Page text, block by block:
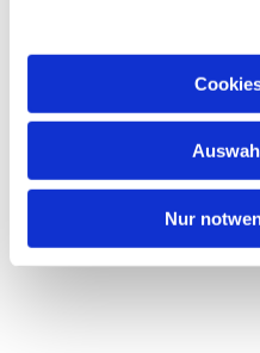
Nur
Kirchengemeinde Pfarrei
Hl. Theresa von Avila Berlin
Leitender Pfarrer - Norbert
Behaimstr. 39